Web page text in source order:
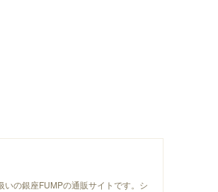
いの銀座FUMPの通販サイトです。シ